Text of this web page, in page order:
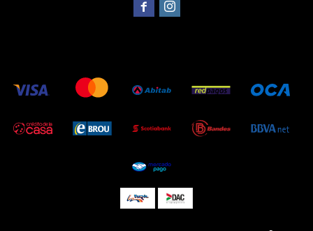
 